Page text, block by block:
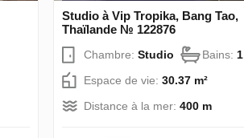
Studio à Vip Tropika, Bang Tao,
Thaïlande № 122876
Chambre: Studio Bains: 1
Espace de vie: 30.37 m²
Distance à la mer: 400 m